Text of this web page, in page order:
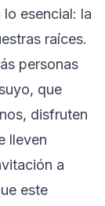
esencial: la
raíces.
personas
que
disfruten
lleven
a
este